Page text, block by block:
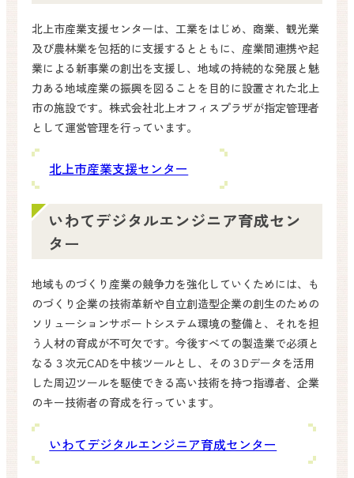
北上市産業支援センターは、工業をはじめ、商業、観光業
及び農林業を包括的に支援するとともに、産業間連携や起
業による新事業の創出を支援し、地域の持続的な発展と魅
力ある地域産業の振興を図ることを目的に設置された北上
市の施設です。株式会社北上オフィスプラザが指定管理者
として運営管理を行っています。
北上市産業支援センター
いわてデジタルエンジニア育成セン
ター
地域ものづくり産業の競争力を強化していくためには、も
のづくり企業の技術革新や自立創造型企業の創生のための
ソリューションサポートシステム環境の整備と、それを担
う人材の育成が不可欠です。今後すべての製造業で必須と
なる３次元CADを中核ツールとし、その３Dデータを活用
した周辺ツールを駆使できる高い技術を持つ指導者、企業
のキー技術者の育成を行っています。
いわてデジタルエンジニア育成センター